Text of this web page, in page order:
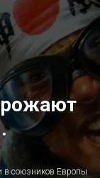
в союзников Европы